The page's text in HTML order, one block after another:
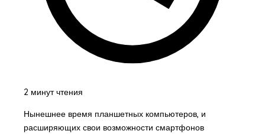
2 минут чтения
Нынешнее время планшетных компьютеров, и
расширяющих свои возможности смартфонов